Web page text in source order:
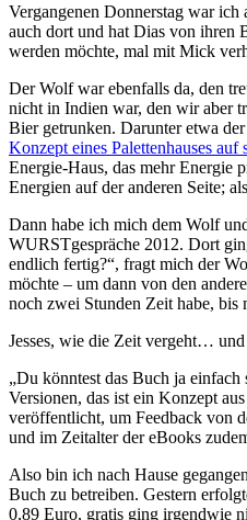
Vergangenen Donnerstag war
auch dort und hat Dias von ihren
werden möchte, mal mit Mick
Der Wolf war ebenfalls da, den
nicht in Indien war, den wir aber
Bier getrunken. Darunter etwa
Konzept eines Palettenhauses auf
Energie-Haus, das mehr Energie
Energien auf der anderen Seite;
Dann habe ich mich dem Wolf
WURSTgespräche 2012. Dort
endlich fertig?“, fragt mich der
möchte – um dann von den
noch zwei Stunden Zeit habe, bis
Jesses, wie die Zeit vergeht…
„Du könntest das Buch ja
Versionen, das ist ein Konzept
veröffentlicht, um Feedback von
und im Zeitalter der eBooks
Also bin ich nach Hause
Buch zu betreiben. Gestern
0,89 Euro, gratis ging irgendwie